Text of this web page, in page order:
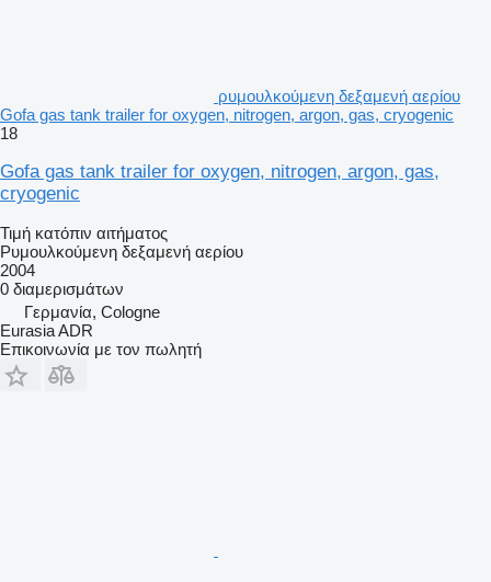
ρυμουλκούμενη δεξαμενή αερίου
Gofa gas tank trailer for oxygen, nitrogen, argon, gas, cryogenic
18
Gofa gas tank trailer for oxygen, nitrogen, argon, gas,
cryogenic
Τιμή κατόπιν αιτήματος
Ρυμουλκούμενη δεξαμενή αερίου
2004
0 διαμερισμάτων
Γερμανία, Cologne
Eurasia ADR
Επικοινωνία με τον πωλητή